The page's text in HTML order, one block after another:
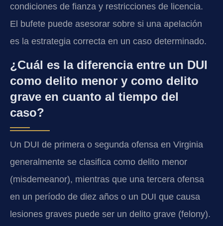
condiciones de fianza y restricciones de licencia.
El bufete puede asesorar sobre si una apelación
es la estrategia correcta en un caso determinado.
¿Cuál es la diferencia entre un DUI
como delito menor y como delito
grave en cuanto al tiempo del
caso?
Un DUI de primera o segunda ofensa en Virginia
generalmente se clasifica como delito menor
(misdemeanor), mientras que una tercera ofensa
en un período de diez años o un DUI que causa
lesiones graves puede ser un delito grave (felony).